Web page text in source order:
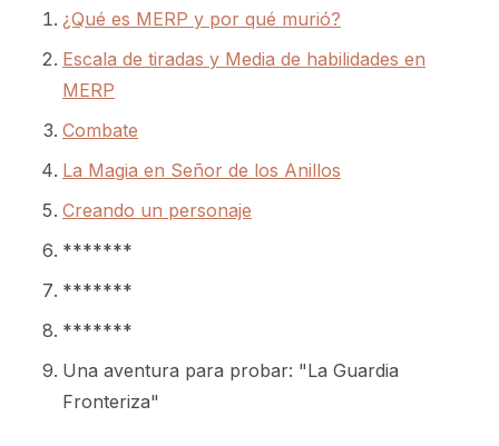
¿Qué es MERP y por qué murió?
Escala de tiradas y Media de habilidades en
MERP
Combate
La Magia en Señor de los Anillos
Creando un personaje
*******
*******
*******
Una aventura para probar: "La Guardia
Fronteriza"